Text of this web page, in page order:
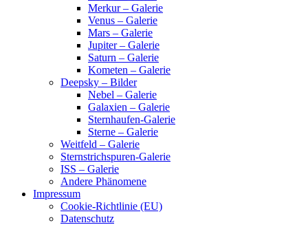
Merkur – Galerie
Venus – Galerie
Mars – Galerie
Jupiter – Galerie
Saturn – Galerie
Kometen – Galerie
Deepsky – Bilder
Nebel – Galerie
Galaxien – Galerie
Sternhaufen-Galerie
Sterne – Galerie
Weitfeld – Galerie
Sternstrichspuren-Galerie
ISS – Galerie
Andere Phänomene
Impressum
Cookie-Richtlinie (EU)
Datenschutz